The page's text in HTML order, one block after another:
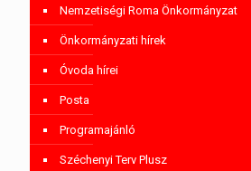
Nemzetiségi Roma Önkormányzat
Önkormányzati hírek
Óvoda hírei
Posta
Programajánló
Széchenyi Terv Plusz